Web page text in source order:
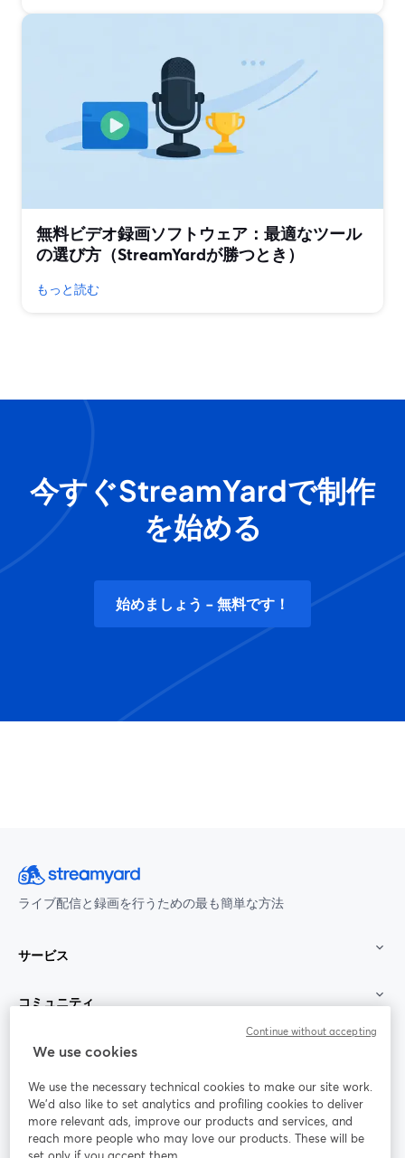
無料ビデオ録画ソフトウェア：最適なツール
の選び方（StreamYardが勝つとき）
もっと読む
今すぐStreamYardで制作
を始める
始めましょう - 無料です！
ライブ配信と録画を行うための最も簡単な方法
サービス
コミュニティ
StreamYard：
参加する
ライ
Facebook
新しいタブで開く(Twitter)
YouTube
We use cookies
We use the necessary technical cookies to make our site work.
We'd also like to set analytics and profiling cookies to deliver
more relevant ads, improve our products and services, and
reach more people who may love our products. These will be
Continue without accepting